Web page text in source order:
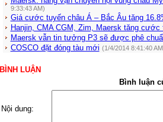
9:33:43 AM)
Giá cước tuyến châu Á – Bắc Âu tăng
Hanjin, CMA CGM, Zim, Maersk tăng cước
Maersk vẫn tin tưởng P3 sẽ được phê
COSCO đặt đóng tàu mới (1/4/2014 8:41:40
BÌNH LUẬN
Bình luận
Nội dung: